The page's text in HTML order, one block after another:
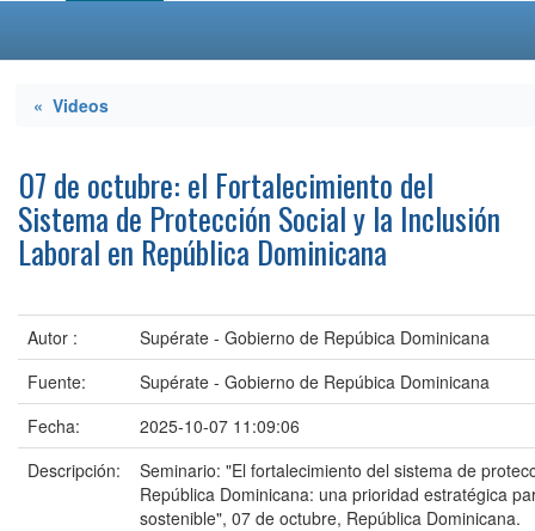
« Videos
07 de octubre: el Fortalecimiento del
Sistema de Protección Social y la Inclusión
Laboral en República Dominicana
Autor :
Supérate - Gobierno de Repúbica Dominicana
Fuente:
Supérate - Gobierno de Repúbica Dominicana
Fecha:
2025-10-07 11:09:06
Descripción:
Seminario: "El fortalecimiento del sistema de
República Dominicana: una prioridad estratégica
sostenible", 07 de octubre, República Dominicana.